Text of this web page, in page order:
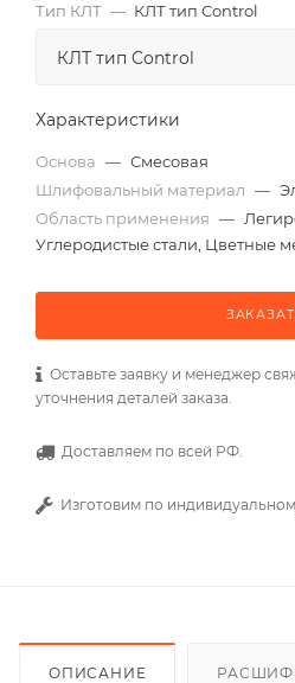
Тип КЛТ — КЛТ тип Control
Характеристики
Основа — Смесовая
Шлифовальный материал —
Область применения —
Углеродистые стали, Цветные
Оставьте заявку и менеджер
уточнения деталей заказа.
Доставляем по всей РФ.
Изготовим по
ОПИСАНИЕ